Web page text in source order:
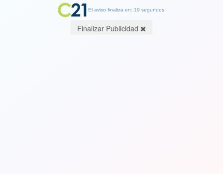
El aviso finaliza en: 19 segundos.
Finalizar Publicidad